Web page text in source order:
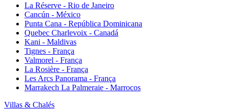
La Réserve - Rio de Janeiro
Cancún - México
Punta Cana - República Dominicana
Quebec Charlevoix - Canadá
Kani - Maldivas
Tignes - França
Valmorel - França
La Rosière - França
Les Arcs Panorama - França
Marrakech La Palmeraie - Marrocos
Villas & Chalés